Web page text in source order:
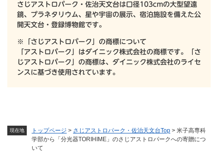
現在地 トップページ > さじアストロパーク・佐治天文台Top > 米子高専科
学部から「分光器TORIHIME」のさじアストロパークへの寄贈につ
いて
さじアストロパーク・佐治天文台は口径103cmの大型望遠
鏡、プラネタリウム、星や宇宙の展示、宿泊施設を備えた公
開天文台・登録博物館です。
※「さじアストロパーク」の商標について
「アストロパーク」はダイニック株式会社の商標です。「さ
じアストロパーク」の商標は、ダイニック株式会社のライセ
ンスに基づき使用されています。